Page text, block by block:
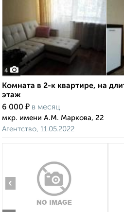
4
Комната в 2-к квартире, на
этаж
6 000 ₽ в месяц
мкр. имени А.М. Маркова, 22
Агентство, 11.05.2022
‹